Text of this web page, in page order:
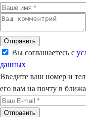
Отправить
Вы соглашаетесь с
данных
Введите ваш номер и
его вам на почту в
Отправить